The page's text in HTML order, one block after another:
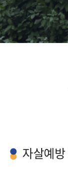
자살예